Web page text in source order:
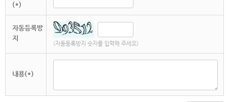
(*)
자동등록방
지
(자동등록방지 숫자를 입력해 주세요)
내용(*)